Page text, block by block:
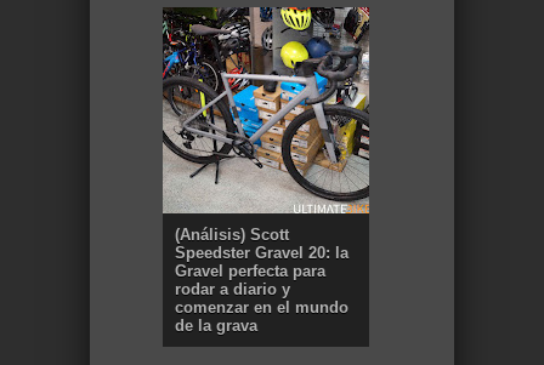
(Análisis) Scott
Speedster Gravel 20: la
Gravel perfecta para
rodar a diario y
comenzar en el mundo
de la grava